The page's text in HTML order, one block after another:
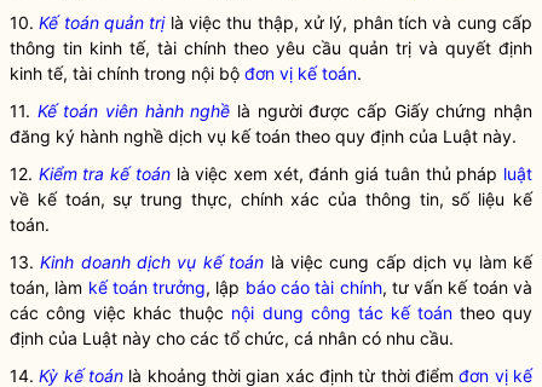
10.Kế toán quản trịlà việc thu thập, xử lý, phân tích và cung cấp
thông tin kinh tế, tài chính theo yêu cầu quản trị và quyết định
kinh tế, tài chính trong nội bộ đơn vị kế toán.
11. Kế toán viên hành nghề là người được cấp Giấy chứng nhận
đăng ký hành nghề dịch vụ kế toán theo quy định của Luật này.
12. Kiểm tra kế toánlà việc xem xét, đánh giá tuân thủ pháp luật
về kế toán, sự trung thực, chính xác của thông tin, số liệu kế
toán.
13.Kinh doanh dịch vụ kế toán là việc cung cấp dịch vụ làm kế
toán, làm kế toán trưởng, lập báo cáo tài chính, tư vấn kế toán và
các công việc khác thuộc nội dung công tác kế toántheo quy
định của Luật này cho các tổ chức, cá nhân có nhu cầu.
14.Kỳ kế toán là khoảng thời gian xác định từ thời điểmđơn vị kế